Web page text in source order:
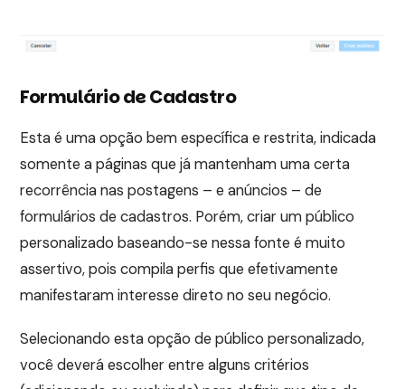
Formulário de Cadastro
Esta é uma opção bem específica e restrita, indicada
somente a páginas que já mantenham uma certa
recorrência nas postagens – e anúncios – de
formulários de cadastros. Porém, criar um público
personalizado baseando-se nessa fonte é muito
assertivo, pois compila perfis que efetivamente
manifestaram interesse direto no seu negócio.
Selecionando esta opção de público personalizado,
você deverá escolher entre alguns critérios